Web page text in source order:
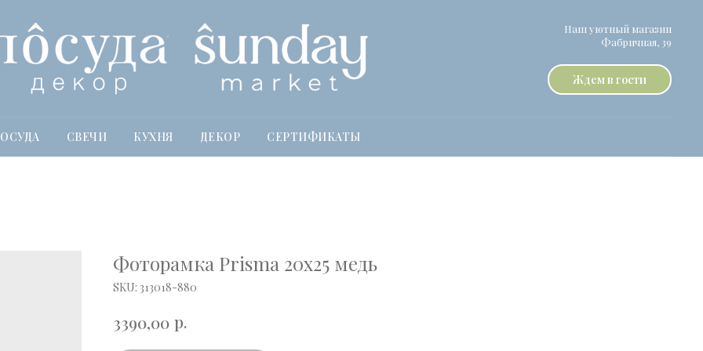
Наш уютный магазин
Фабричная, 39
Ждем в гости
СВЕЧИ КУХНЯ ДЕКОР СЕРТИФИКАТЫ
Фоторамка Prisma 20х25 медь
SKU: 313018-880
3390,00 р.